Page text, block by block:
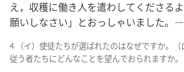
え，収穫に働き人を遣わしてくださる
願いしなさい」とおっしゃいました。―
4 （イ）使徒たちが選ばれたのはなぜですか。
従う者たちにどんなことを望んでおられますか。